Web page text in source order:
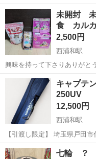
での調理に欠かせないLPガス
います。風防もあるため風
汚れはありませんが、外装に
埼玉 さいたま市 西
未開封
食 カル
…
2,500円
西浦和駅
興味を持って下さりありがとうございます。
ず商品説明文とプロフィール
します。 読んでないと分か
きます ⚠値下げについてはプ
さいたま市 西
キャプテ
250UV
12,500円
西浦和駅
【引渡し限定】 埼玉県戸田市付近で引
グ クイックシェード250UV (キャリ
(約)250×250×高さ257・248・
埼玉 戸田市 西浦和駅
七輪 ？